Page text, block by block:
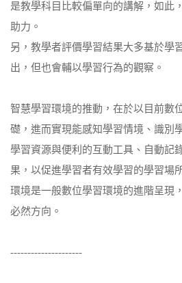
是教學科目比較偏單向的講解，如此
助力。
另，教學者評價學習結果大多基於學
出，但也會輔以學習行為的觀察。
智慧學習環境的推動，在於以目前數
礎，進而實現能感知學習情境、識別
學習資源與便利的互動工具、自動記
果，以促進學習者有效學習的學習場
環境是一般數位學習環境的進階呈現
必然方向。
---------------------